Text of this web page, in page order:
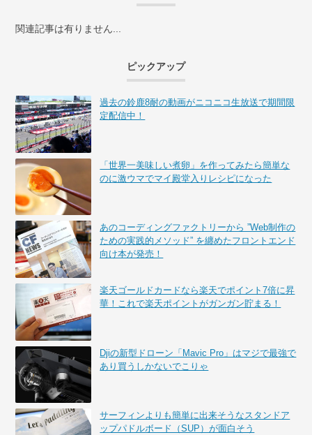
関連記事は有りません...
ピックアップ
過去の鈴鹿8耐の動画がニコニコ生放送で期間限
定配信中！
「世界一美味しい煮卵」を作ってみたら簡単な
のに激ウマでマイ殿堂入りレシピになった
あのコーディングファクトリーから ”Web制作の
ための実践的メソッド” を纏めたフロントエンド
向け本が発売！
楽天ゴールドカードなら楽天でポイント7倍に昇
華！これで楽天ポイントがガンガン貯まる！
Djiの新型ドローン「Mavic Pro」はマジで最強で
あり買うしかないでこりゃ
サーフィンよりも簡単に出来そうなスタンドア
ップパドルボード（SUP）が面白そう